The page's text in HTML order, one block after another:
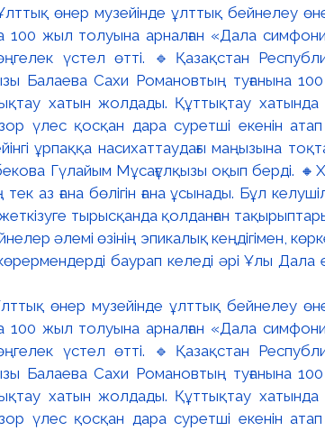
өнер музейінде ұлттық бейнелеу
100 жыл толуына арналған «Дала
үстел өтті. 🔹Қазақстан
Балаева Сахи Романовтың туғанына
хатын жолдады. Құттықтау хатында
үлес қосқан дара суретші екенін атап